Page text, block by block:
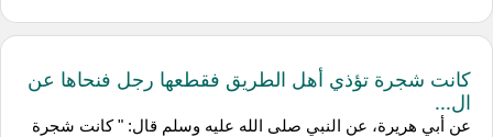
كانت شجرة تؤذي أهل الطريق فقطعها رجل فنحاها عن
ال...
عن أبي هريرة، عن النبي صلى الله عليه وسلم قال: " كانت شجرة